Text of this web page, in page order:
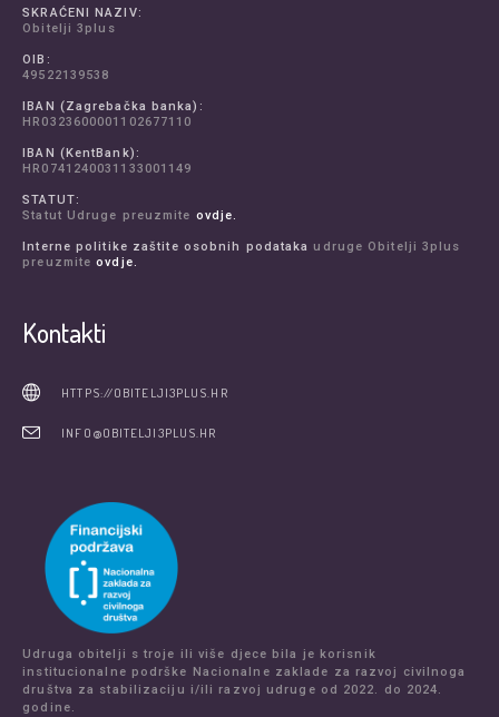
SKRAĆENI NAZIV:
Obitelji 3plus
OIB:
49522139538
IBAN (Zagrebačka banka):
HR0323600001102677110
IBAN (KentBank):
HR0741240031133001149
STATUT:
Statut Udruge preuzmite ovdje.
Interne politike zaštite osobnih podataka udruge Obitelji 3plus
preuzmiteovdje.
Kontakti
HTTPS://OBITELJI3PLUS.HR
INFO@OBITELJI3PLUS.HR
Udruga obitelji s troje ili više djece bila je korisnik
institucionalne podrške Nacionalne zaklade za razvoj civilnoga
društva za stabilizaciju i/ili razvoj udruge od 2022. do 2024.
godine.